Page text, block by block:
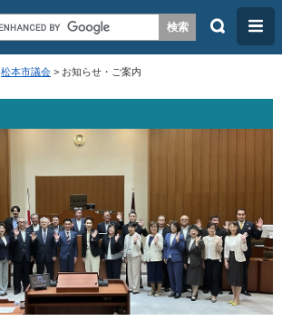
検
メ
ニ
ー
松本市議会 > お知らせ・ご案内